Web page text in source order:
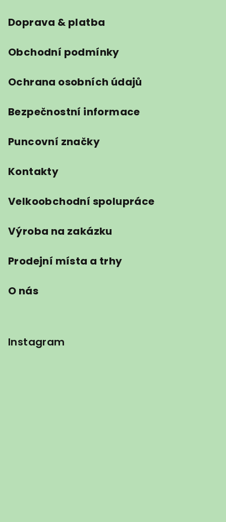
Doprava & platba
Obchodní podmínky
Ochrana osobních údajů
Bezpečnostní informace
Puncovní značky
Kontakty
Velkoobchodní spolupráce
Výroba na zakázku
Prodejní místa a trhy
O nás
Instagram